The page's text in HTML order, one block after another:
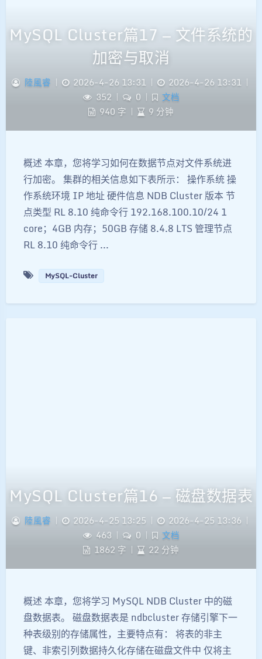
MySQL Cluster篇17 — 文件系统的
加密与取消
陸風睿 | 2026-4-26 13:31 | 2026-4-26 13:31 |
352 | 0 |
文档
940 字 | 9 分钟
概述 本章，您将学习如何在数据节点对文件系统进
行加密。 集群的相关信息如下表所示： 操作系统 操
作系统环境 IP 地址 硬件信息 NDB Cluster 版本 节
点类型 RL 8.10 纯命令行 192.168.100.10/24 1
core；4GB 内存；50GB 存储 8.4.8 LTS 管理节点
RL 8.10 纯命令行 ...
MySQL-Cluster
MySQL Cluster篇16 — 磁盘数据表
陸風睿 | 2026-4-25 13:25 | 2026-4-25 13:36 |
463 | 0 |
文档
1862 字 | 22 分钟
概述 本章，您将学习 MySQL NDB Cluster 中的磁
盘数据表。 磁盘数据表是 ndbcluster 存储引擎下一
种表级别的存储属性，主要特点有： 将表的非主
键、非索引列数据持久化存储在磁盘文件中 仅将主